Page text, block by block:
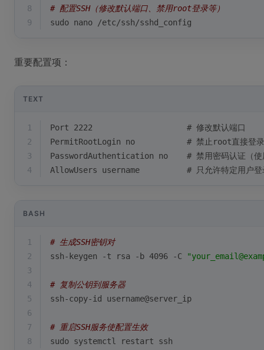
8
# 配置SSH（修改默认端口、禁用root登录等）
9
sudo nano /etc/ssh/sshd_config
重要配置项：
TEXT
1
Port 2222                    # 修改默认端口
2
PermitRootLogin no           # 禁止root直接登录
3
PasswordAuthentication no    # 禁用密码认证（使
4
AllowUsers username          # 只允许特定用户登
BASH
1
# 生成SSH密钥对
2
ssh-keygen -t rsa -b 4096 -C
3
4
# 复制公钥到服务器
5
ssh-copy-id username@server_ip
6
7
# 重启SSH服务使配置生效
8
sudo systemctl restart ssh